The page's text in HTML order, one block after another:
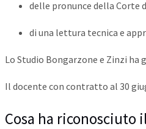
delle pronunce della Corte
di una lettura tecnica e
Lo Studio Bongarzone e Zinzi
Il docente con contratto al 30
Cosa ha riconosciuto